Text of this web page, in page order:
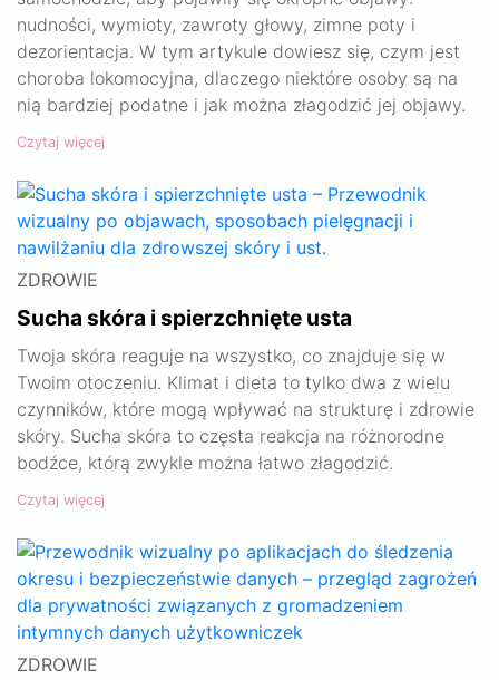
nudności, wymioty, zawroty głowy, zimne poty i
dezorientacja. W tym artykule dowiesz się, czym jest
choroba lokomocyjna, dlaczego niektóre osoby są na
nią bardziej podatne i jak można złagodzić jej objawy.
Czytaj więcej
ZDROWIE
Sucha skóra i spierzchnięte usta
Twoja skóra reaguje na wszystko, co znajduje się w
Twoim otoczeniu. Klimat i dieta to tylko dwa z wielu
czynników, które mogą wpływać na strukturę i zdrowie
skóry. Sucha skóra to częsta reakcja na różnorodne
bodźce, którą zwykle można łatwo złagodzić.
Czytaj więcej
ZDROWIE